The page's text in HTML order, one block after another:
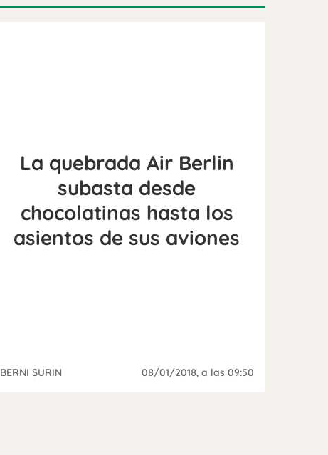
La quebrada Air Berlin
subasta desde
chocolatinas hasta los
asientos de sus aviones
BERNI SURIN 08/01/2018, a las 09:50